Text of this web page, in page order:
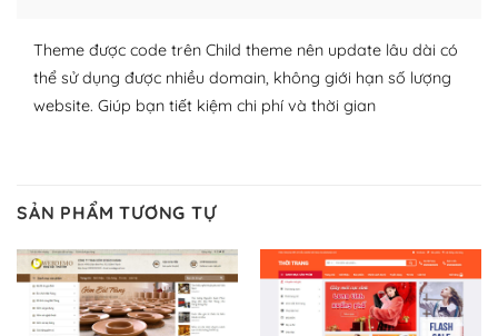
Với mọi Hosting bất kỳ thì WordPress đều có thể dễ
dàng thiết lập vì thực tế nó đã cung cấp khoảng 60%
trang web WordPress của bạn.
Dễ dàng lựa chọn Hosting cho website WordPress
– Bảo mật cực tốt
Theme được code trên Child theme nên update lâu dài có
thể sử dụng được nhiều domain, không giới hạn số lượng
website. Giúp bạn tiết kiệm chi phí và thời gian
SẢN PHẨM TƯƠNG TỰ